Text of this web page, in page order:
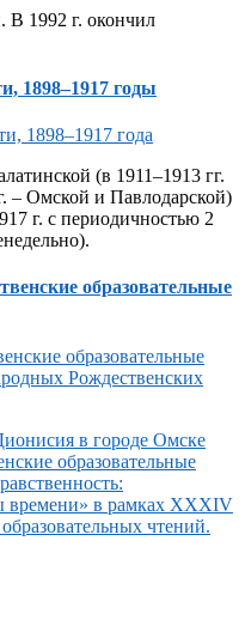
В 1992 г. окончил
1898–1917 годы
(в 1911–1913 гг.
– Омской и Павлодарской)
г. с периодичностью 2
образовательные
в городе Омске
образовательные
времени» в рамках XXXIV
чтений.